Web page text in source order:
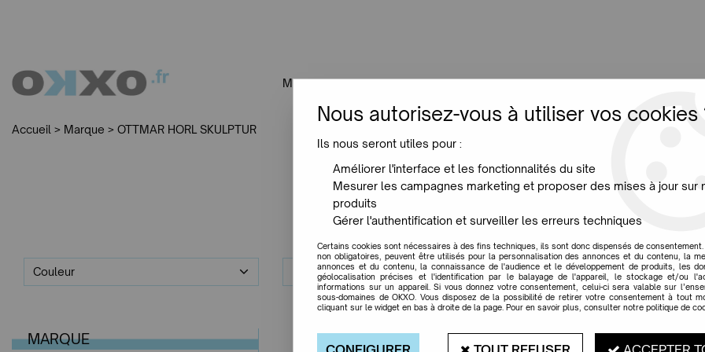
MOBILIER LUMINAIRES JARDIN MAISON PROMO
Accueil > Marque > OTTMAR HORL SKULPTUR
OTTMAR HORL SKULPTUR
Couleur Marques matière
MARQUE
Nous autorisez-vous à utiliser vos cookies
Ils nous seront utiles pour :
Améliorer l'interface et les fonctionnalités du site
Mesurer les campagnes marketing et proposer des mises à jour sur
produits
Gérer l'authentification et surveiller les erreurs techniques
Certains cookies sont nécessaires à des fins techniques, ils sont donc dispensés de consentement.
non obligatoires, peuvent être utilisés pour la personnalisation des annonces et du contenu, la
annonces et du contenu, la connaissance de l'audience et le développement de produits, les
géolocalisation précises et l'identification par le balayage de l'appareil, le stockage et/ou
informations sur un appareil. Si vous donnez votre consentement, celui-ci sera valable sur
sous-domaines de OKXO. Vous disposez de la possibilité de retirer votre consentement à tout
cliquant sur le widget en bas à droite de la page. Pour en savoir plus, consulter notre politique de